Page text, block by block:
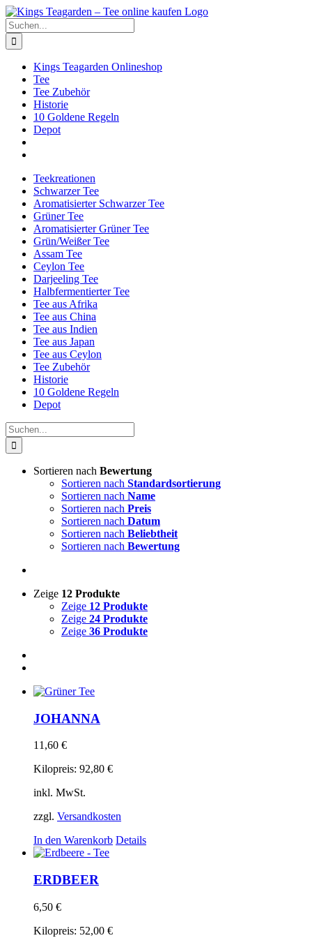
Zum
Inhalt
springen
Facebook
X
Instagram
Pinterest
Suche
nach:
Kings Teagarden Onlineshop
Tee
Tee Zubehör
Historie
10 Goldene Regeln
Depot
Teekreationen
Schwarzer Tee
Aromatisierter Schwarzer Tee
Grüner Tee
Aromatisierter Grüner Tee
Grün/Weißer Tee
Assam Tee
Ceylon Tee
Darjeeling Tee
Halbfermentierter Tee
Tee aus Afrika
Tee aus China
Tee aus Indien
Tee aus Japan
Tee aus Ceylon
Tee Zubehör
Historie
10 Goldene Regeln
Depot
Suche
nach:
Sortieren nach Bewertung
Sortieren nach Standardsortierung
Sortieren nach Name
Sortieren nach Preis
Sortieren nach Datum
Sortieren nach Beliebtheit
Sortieren nach Bewertung
Zeige 12 Produkte
Zeige 12 Produkte
Zeige 24 Produkte
Zeige 36 Produkte
JOHANNA
11,60 €
Kilopreis: 92,80 €
inkl. MwSt.
zzgl. Versandkosten
In den Warenkorb Details
ERDBEER
6,50 €
Kilopreis: 52,00 €